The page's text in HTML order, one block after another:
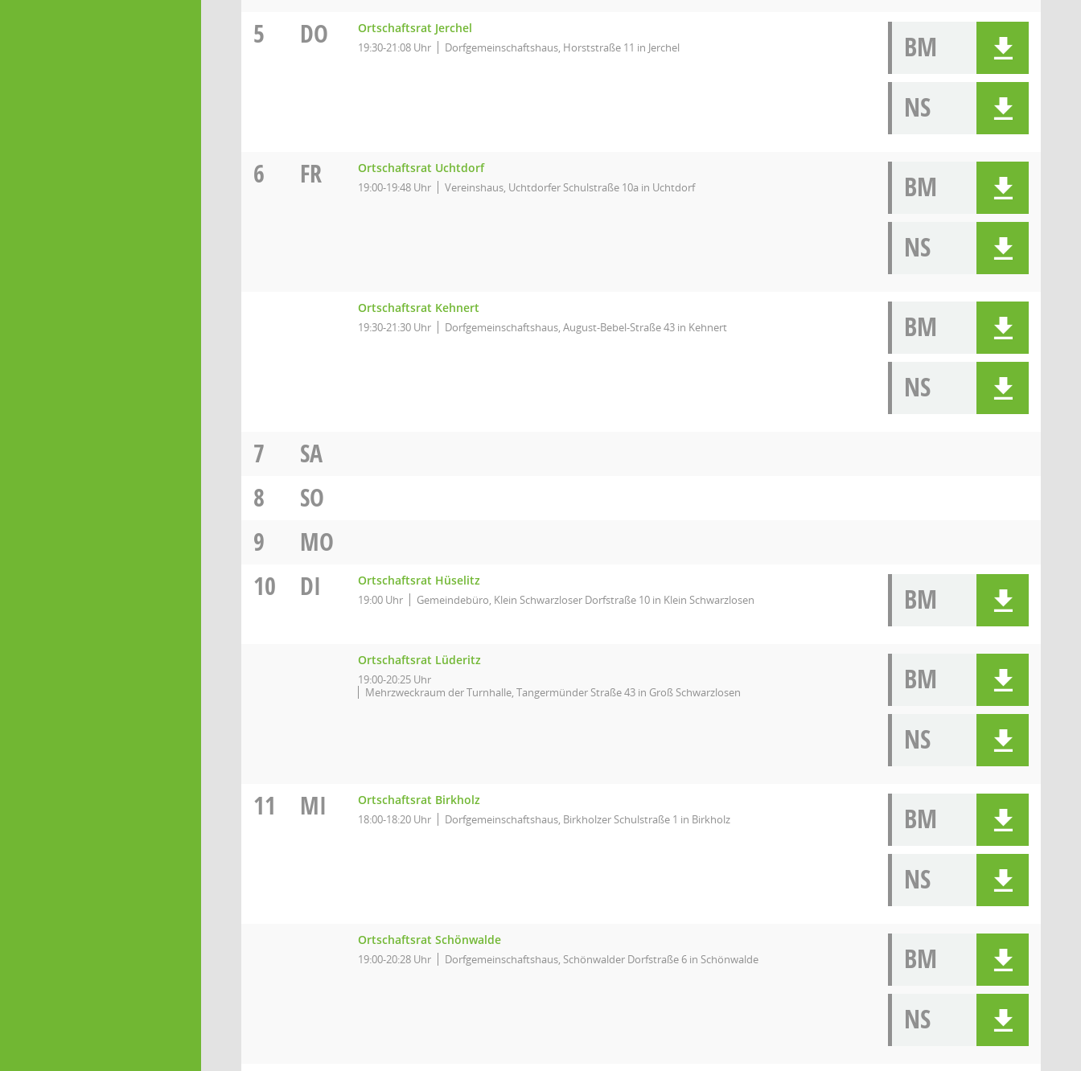
5 DO Ortschaftsrat Jerchel
19:30-21:08 Uhr Dorfgemeinschaftshaus, Horststraße 11 in Jerchel
BM
NS
6 FR Ortschaftsrat Uchtdorf
19:00-19:48 Uhr Vereinshaus, Uchtdorfer Schulstraße 10a in Uchtdorf
BM
NS
Ortschaftsrat Kehnert
19:30-21:30 Uhr Dorfgemeinschaftshaus, August-Bebel-Straße 43 in Kehnert
BM
NS
7
SA
8
SO
9
MO
10
DI Ortschaftsrat Hüselitz
19:00 Uhr Gemeindebüro, Klein Schwarzloser Dorfstraße 10 in Klein Schwarzlosen BM
Ortschaftsrat Lüderitz
19:00-20:25 Uhr
Mehrzweckraum der Turnhalle, Tangermünder Straße 43 in Groß Schwarzlosen
BM
NS
11 MI Ortschaftsrat Birkholz
18:00-18:20 Uhr Dorfgemeinschaftshaus, Birkholzer Schulstraße 1 in Birkholz
BM
NS
Ortschaftsrat Schönwalde
19:00-20:28 Uhr Dorfgemeinschaftshaus, Schönwalder Dorfstraße 6 in Schönwalde
BM
NS